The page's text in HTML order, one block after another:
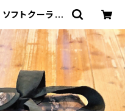
フトクーラー